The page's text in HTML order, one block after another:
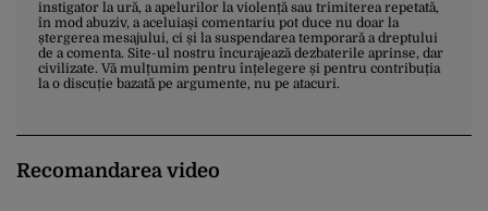
instigator la ură, a apelurilor la violență sau trimiterea repetată,
în mod abuziv, a aceluiași comentariu pot duce nu doar la
ștergerea mesajului, ci și la suspendarea temporară a dreptului
de a comenta. Site-ul nostru încurajează dezbaterile aprinse, dar
civilizate. Vă mulțumim pentru înțelegere și pentru contribuția
la o discuție bazată pe argumente, nu pe atacuri.
Recomandarea video